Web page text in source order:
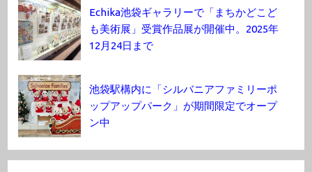
Echika池袋ギャラリーで「まちかどこど
も美術展」受賞作品展が開催中。2025年
12月24日まで
池袋駅構内に「シルバニアファミリーポ
ップアップパーク」が期間限定でオープ
ン中